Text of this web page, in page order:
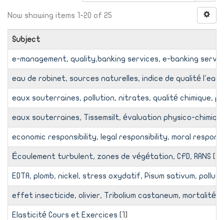
Now showing items 1-20 of 25
Subject
e-management, quality,banking services, e-banking
eau de robinet, sources naturelles, indice de qualité l'eau
eaux souterraines, pollution, nitrates, qualité chimique,
eaux souterraines, Tissemsilt, évaluation physico-
economic responsibility, legal responsibility, moral
Écoulement turbulent, zones de végétation, CFD, RANS [1]
EDTA, plomb, nickel, stress oxydatif, Pisum sativum,
effet insecticide, olivier, Tribolium castaneum, mortalité,
Elasticité Cours et Exercices [1]